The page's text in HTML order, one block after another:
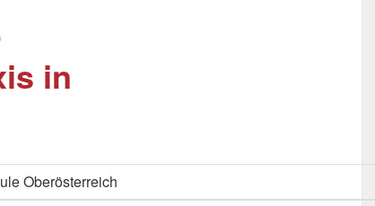
in
Oberösterreich